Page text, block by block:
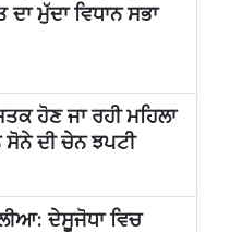
ਦਾ ਮੁੱਦਾ ਵਿਧਾਨ ਸਭਾ
ਹੋਣ ਜਾ ਰਹੀ ਮਹਿਲਾ
ਸੋਨੇ ਦੀ ਚੇਨ ਝਪਟੀ
ਦੇਸੂਜੋਧਾ ਵਿਚ